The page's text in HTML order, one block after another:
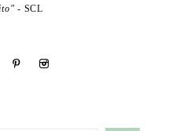
- SCL